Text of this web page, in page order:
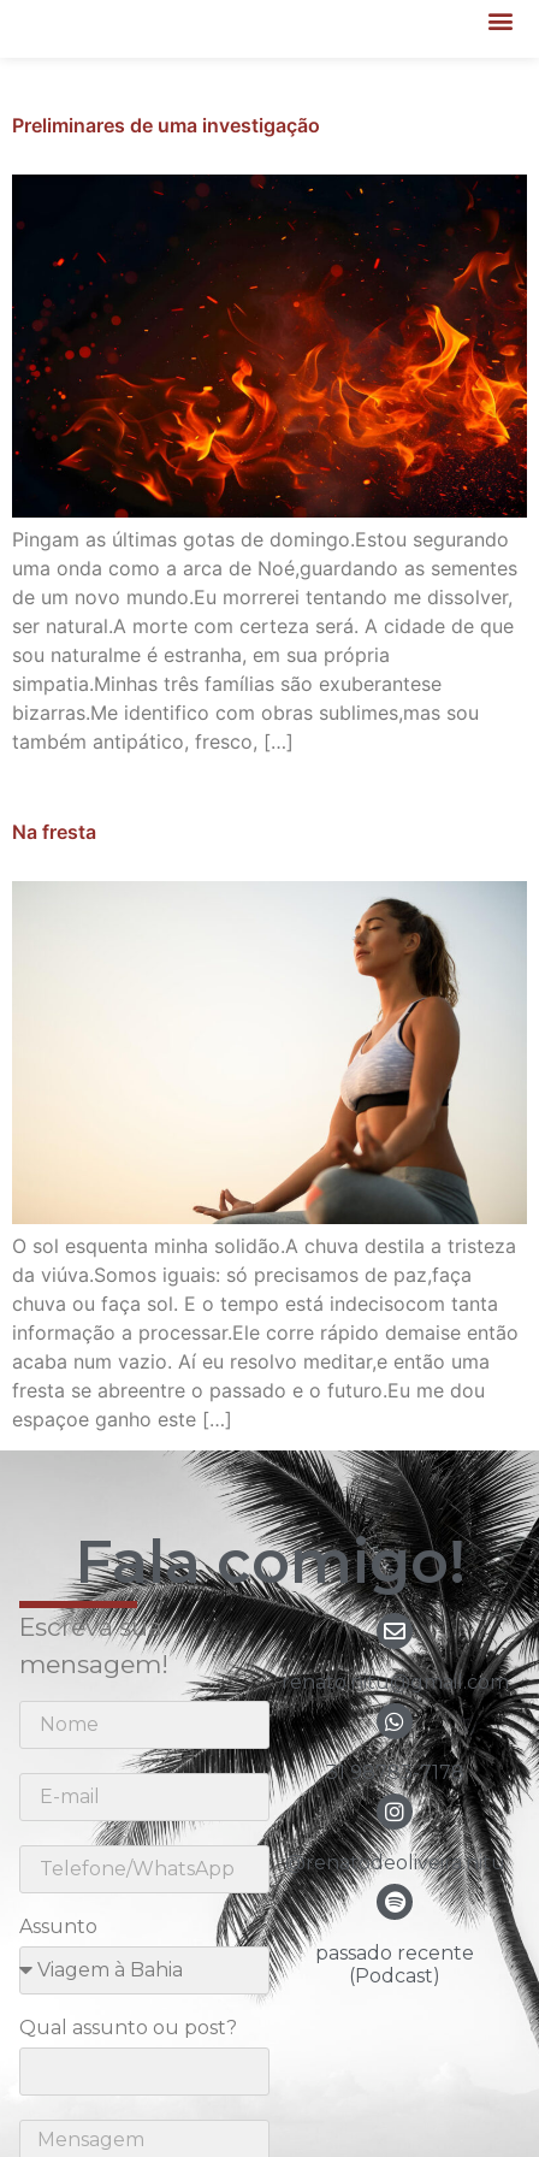
Preliminares de uma investigação
Pingam as últimas gotas de domingo.Estou segurando
uma onda como a arca de Noé,guardando as sementes
de um novo mundo.Eu morrerei tentando me dissolver,
ser natural.A morte com certeza será. A cidade de que
sou naturalme é estranha, em sua própria
simpatia.Minhas três famílias são exuberantese
bizarras.Me identifico com obras sublimes,mas sou
também antipático, fresco, […]
Na fresta
O sol esquenta minha solidão.A chuva destila a tristeza
da viúva.Somos iguais: só precisamos de paz,faça
chuva ou faça sol. E o tempo está indecisocom tanta
informação a processar.Ele corre rápido demaise então
acaba num vazio. Aí eu resolvo meditar,e então uma
fresta se abreentre o passado e o futuro.Eu me dou
espaçoe ganho este […]
Fala comigo!
Escreva sua
mensagem!
Assunto
Qual assunto ou post?
renato.nitu@gmail.com
31 98783-7178
@renatodeoliveira.nitu
passado recente
(Podcast)